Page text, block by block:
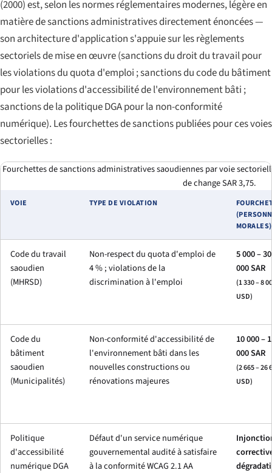
(2000) est, selon les normes réglementaires modernes, légère en
matière de sanctions administratives directement énoncées —
son architecture d'application s'appuie sur les règlements
sectoriels de mise en œuvre (sanctions du droit du travail pour
les violations du quota d'emploi ; sanctions du code du bâtiment
pour les violations d'accessibilité de l'environnement bâti ;
sanctions de la politique DGA pour la non-conformité
numérique). Les fourchettes de sanctions publiées pour ces voies
sectorielles :
Fourchettes de sanctions administratives saoudiennes par voie
de change SAR 3,75.
VOIE TYPE DE VIOLATION
MORALES)
Code du travail
saoudien
(MHRSD)
Non-respect du quota d'emploi de
4 % ; violations de la
discrimination à l'emploi
5 000 – 30
000 SAR
(1 330 – 8
USD)
Code du
bâtiment
saoudien
(Municipalités)
Non-conformité d'accessibilité de
l'environnement bâti dans les
nouvelles constructions ou
rénovations majeures
10 000 –
000 SAR
(2 665 – 26
USD)
Politique
d'accessibilité
numérique DGA
Défaut d'un service numérique
gouvernemental audité à satisfaire
à la conformité WCAG 2.1 AA